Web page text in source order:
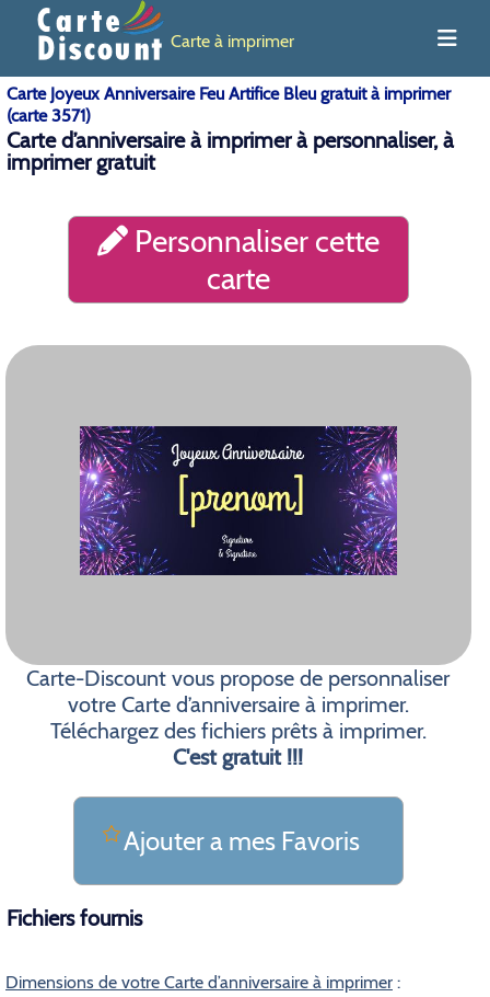
Carte à imprimer
Carte Joyeux Anniversaire Feu Artifice Bleu gratuit à imprimer
(carte 3571)
Carte d’anniversaire à imprimer à personnaliser, à
imprimer gratuit
Personnaliser cette
carte
Carte-Discount vous propose de personnaliser
votre Carte d’anniversaire à imprimer.
Téléchargez des fichiers prêts à imprimer.
C'est gratuit !!!
Ajouter a mes Favoris
Fichiers fournis
Dimensions de votre Carte d’anniversaire à imprimer :